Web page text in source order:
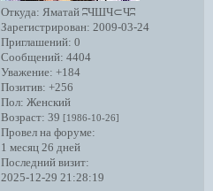
Откуда: Яматай ʭЧШЧ⊂Чʭ
Зарегистрирован: 2009-03-24
Приглашений: 0
Сообщений: 4404
Уважение: +184
Позитив: +256
Пол: Женский
Возраст: 39 [1986-10-26]
Провел на форуме:
1 месяц 26 дней
Последний визит:
2025-12-29 21:28:19